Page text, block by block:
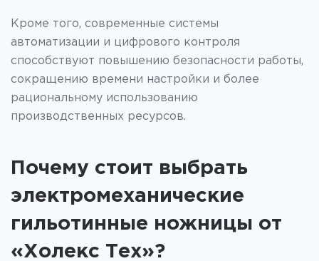
Кроме того, современные системы
автоматизации и цифрового контроля
способствуют повышению безопасности работы,
сокращению времени настройки и более
рациональному использованию
производственных ресурсов.
Почему стоит выбрать
электромеханические
гильотинные ножницы от
«Холекс Тех»?